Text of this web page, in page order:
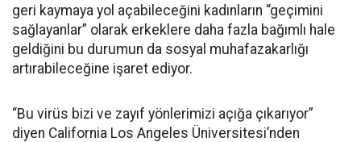
geri kaymaya yol açabileceğini kadınların “geçimini
sağlayanlar” olarak erkeklere daha fazla bağımlı hale
geldiğini bu durumun da sosyal muhafazakarlığı
artırabileceğine işaret ediyor.
“Bu virüs bizi ve zayıf yönlerimizi açığa çıkarıyor”
diyen California Los Angeles Üniversitesi’nden